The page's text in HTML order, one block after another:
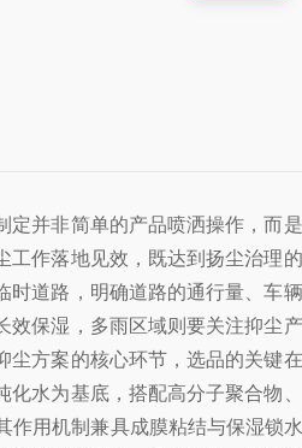
并非简单的产品喷洒操作，而
作落地见效，既达到扬尘治理
时道路，明确道路的通行量、车
保湿，多雨区域则要关注抑尘
方案的核心环节，选品的关键
水为基底，搭配高分子聚合物
作用机制兼具成膜粘结与保湿锁